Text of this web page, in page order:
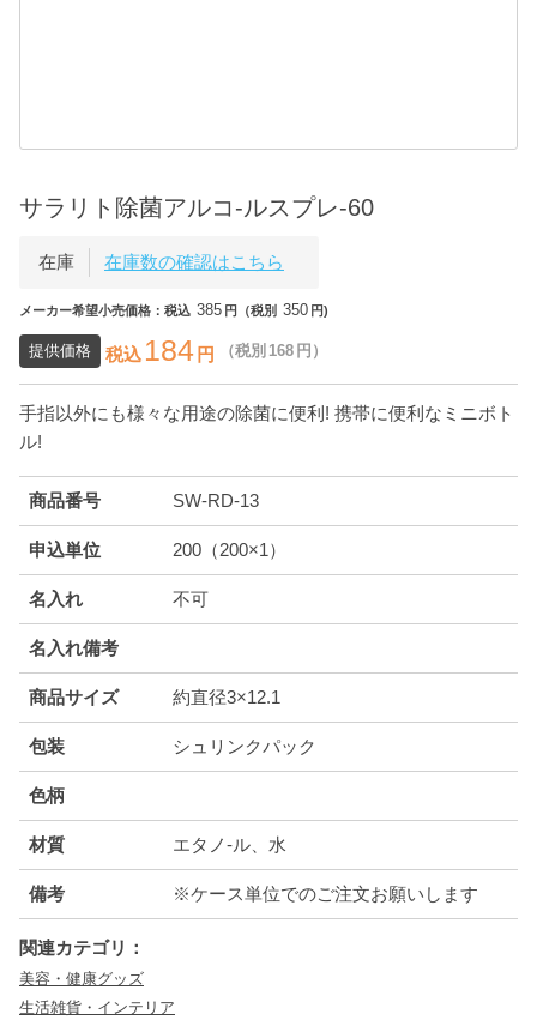
サラリト除菌アルコ-ルスプレ-60
在庫 在庫数の確認はこちら
メーカー希望小売価格：税込 385 円（税別 350 円)
提供価格 税込 184 円 （税別 168 円）
手指以外にも様々な用途の除菌に便利! 携帯に便利なミニボト
ル!
商品番号 SW-RD-13
申込単位 200（200×1）
名入れ 不可
名入れ備考
商品サイズ 約直径3×12.1
包装 シュリンクパック
色柄
材質 エタノ-ル、水
備考 ※ケース単位でのご注文お願いします
関連カテゴリ：
美容・健康グッズ
生活雑貨・インテリア